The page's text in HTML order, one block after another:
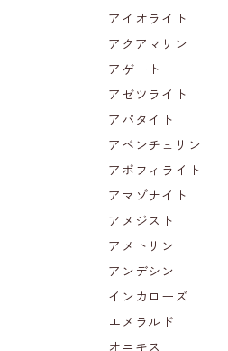
アイオライト
アクアマリン
アゲート
アゼツライト
アパタイト
アベンチュリン
アポフィライト
アマゾナイト
アメジスト
アメトリン
アンデシン
インカローズ
エメラルド
オニキス